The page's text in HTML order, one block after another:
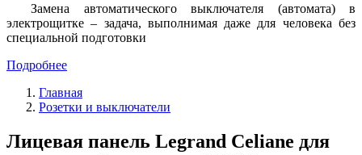
Замена автоматического выключателя (автомата) в
электрощитке – задача, выполнимая даже для человека без
специальной подготовки
Подробнее
Главная
Розетки и выключатели
Лицевая панель Legrand Celiane для